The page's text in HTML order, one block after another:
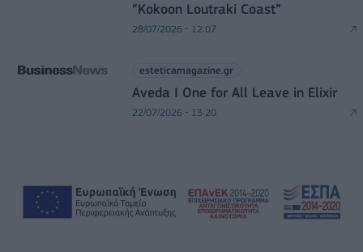
“Kokoon Loutraki Coast”
28/07/2026 - 12:07
esteticamagazine.gr
Aveda I One for All Leave in Elixir
22/07/2026 - 13:20